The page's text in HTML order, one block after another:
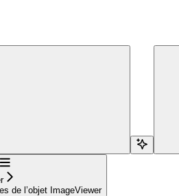
de l’objet ImageViewer